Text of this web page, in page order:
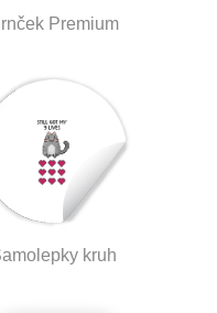
Premium
kruh